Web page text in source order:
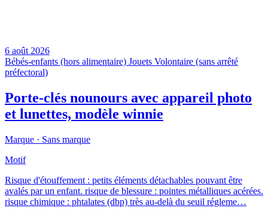
6 août 2026
Bébés-enfants (hors alimentaire) Jouets Volontaire (sans arrêté
préfectoral)
Porte-clés nounours avec appareil photo
et lunettes, modèle winnie
Marque · Sans marque
Motif
Risque d'étouffement : petits éléments détachables pouvant être
avalés par un enfant. risque de blessure : pointes métalliques acérées.
risque chimique : phtalates (dbp) très au-delà du seuil régleme…